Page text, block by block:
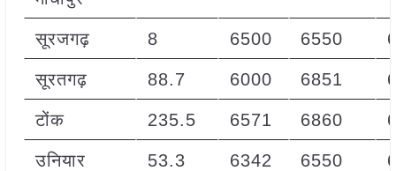
सूरजगढ़ 8 6500 6550
सूरतगढ़ 88.7 6000 6851
टोंक 235.5 6571 6860
उनियार 53.3 6342 6550